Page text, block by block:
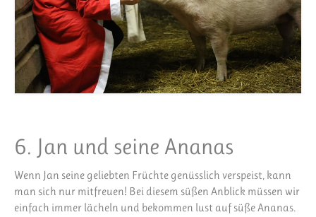
6. Jan und seine Ananas
Wenn Jan seine geliebten Früchte genüsslich verspeist, kann
man sich nur mitfreuen! Bei diesem süßen Anblick müssen wir
einfach immer lächeln und bekommen lust auf süße Ananas.